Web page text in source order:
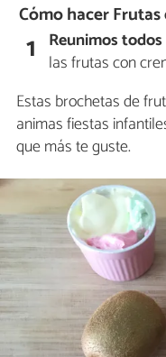
Cómo hacer
1 Reunimos
las frutas con
Estas brochetas de
animas fiestas
que más te guste.